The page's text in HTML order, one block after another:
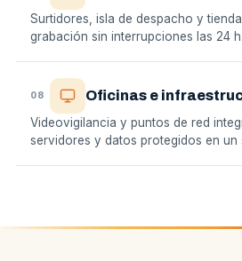
Surtidores, isla de despacho y
grabación sin interrupciones las 24 h.
08 Oficinas e
Videovigilancia y puntos de red
servidores y datos protegidos en un